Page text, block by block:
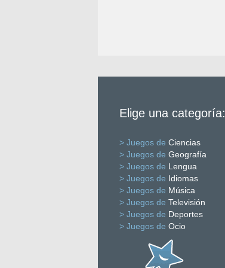
Elige una categoría:
> Juegos de Ciencias
> Juegos de Geografía
> Juegos de Lengua
> Juegos de Idiomas
> Juegos de Música
> Juegos de Televisión
> Juegos de Deportes
> Juegos de Ocio